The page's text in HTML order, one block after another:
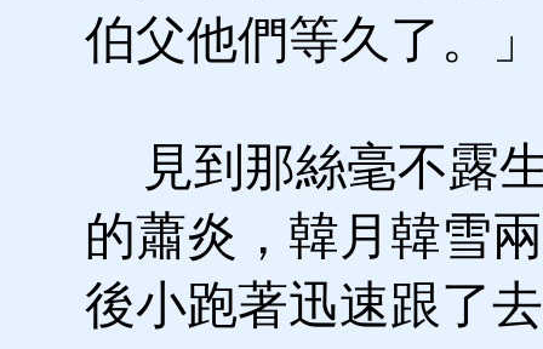
伯父他們等久了。」
見到那絲毫不露
的蕭炎，韓月韓雪
後小跑著迅速跟了去